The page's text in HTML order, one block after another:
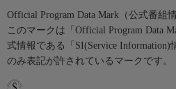
Official Program Data Mark（公式番組
このマークは「Official Program Data
式情報である「SI(Service
のみ表記が許されているマークです。